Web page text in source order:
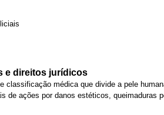
e direitos jurídicos
classificação médica que divide a pele
de ações por danos estéticos,